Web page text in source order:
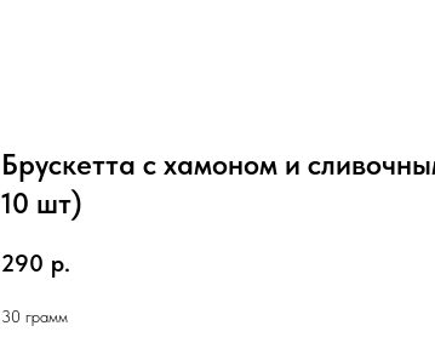
Брускетта с хамоном и
10 шт)
290 р.
30 грамм